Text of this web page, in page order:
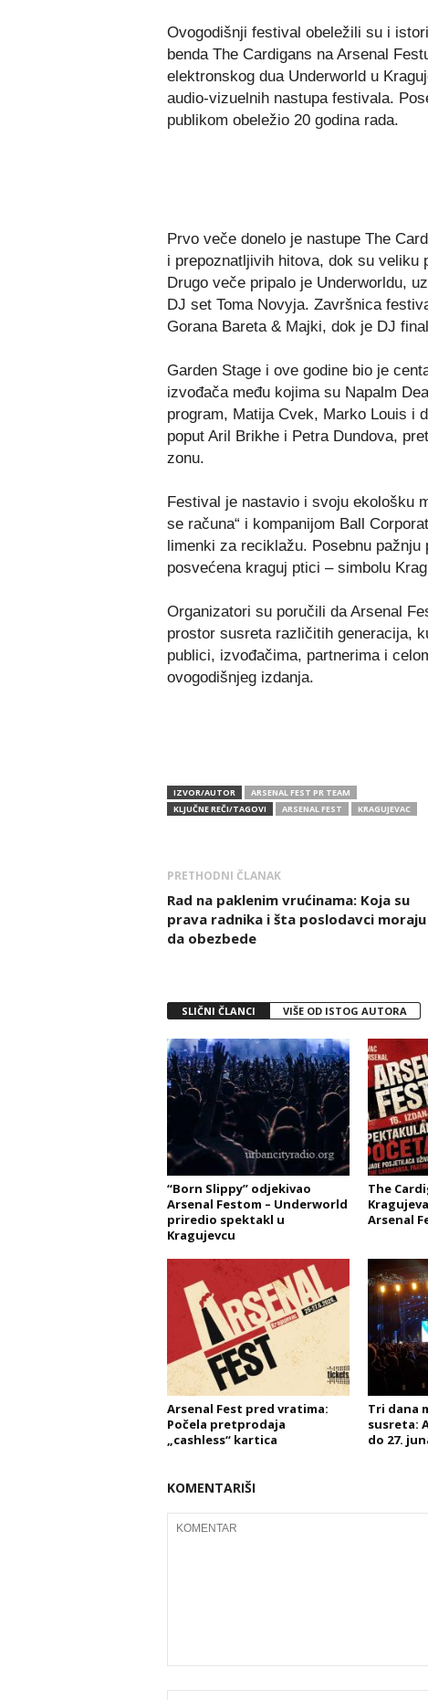
Ovogodišnji festival obeležili su i
benda The Cardigans na Arsenal
elektronskog dua Underworld u
audio-vizuelnih nastupa festivala.
publikom obeležio 20 godina rada.
Prvo veče donelo je nastupe The
i prepoznatljivih hitova, dok su veliku
Drugo veče pripalo je Underworldu,
DJ set Toma Novyja. Završnica
Gorana Bareta & Majki, dok je DJ
Garden Stage i ove godine bio je
izvođača među kojima su Napalm
program, Matija Cvek, Marko Louis i
poput Aril Brikhe i Petra Dundova,
zonu.
Festival je nastavio i svoju ekološku
se računa“ i kompanijom Ball
limenki za reciklažu. Posebnu pažnju
posvećena kraguj ptici – simbolu
Organizatori su poručili da Arsenal
prostor susreta različitih generacija,
publici, izvođačima, partnerima i
ovogodišnjeg izdanja.
IZVOR/AUTOR
ARSENAL FEST PR TEAM
KLJUČNE REČI/TAGOVI
ARSENAL FEST KRAGUJEVAC
PRETHODNI ČLANAK
Rad na paklenim vrućinama: Koja su
prava radnika i šta poslodavci moraju
da obezbede
SLIČNI ČLANCI VIŠE OD ISTOG AUTORA
“Born Slippy” odjekivao
Arsenal Festom – Underworld
priredio spektakl u
Kragujevcu
The
Arsenal
Arsenal Fest pred vratima:
Počela pretprodaja
„cashless“ kartica
Tri dana
susreta:
do 27.
KOMENTARIŠI